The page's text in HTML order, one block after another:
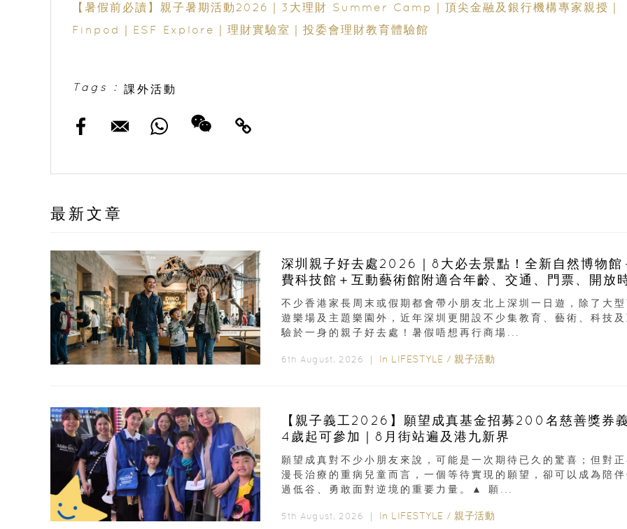
【暑假前必讀】親子暑期活動2026｜3大理財 Summer Camp｜頂尖金融及銀行機構專家親授｜
Finpod｜ESF Explore｜理財實驗室｜投委會理財教育體驗館
Tags : 課外活動
最新文章
深圳親子好去處2026｜8大必去景點！全新自然博物館
費科技館＋互動藝術館附適合年齡、交通、門票、開放
不少香港家長周末或假期都會帶小朋友北上深圳一日遊，除了大
遊樂場及主題樂園外，近年深圳更開設不少集教育、藝術、科技
驗於一身的親子好去處！暑假唔想再行商場...
6th August, 2026 ｜ In LIFESTYLE / 親子活動
【親子義工2026】願望成真基金招募200名慈善獎券
4歲起可參加｜8月街站遍及港九新界
願望成真對不少小朋友來說，可能是一次期待已久的驚喜；但對
漫長治療的重病兒童而言，一個等待實現的願望，卻可以成為陪
過低谷、勇敢面對逆境的重要力量。▲ 願...
5th August, 2026 ｜ In LIFESTYLE / 親子活動